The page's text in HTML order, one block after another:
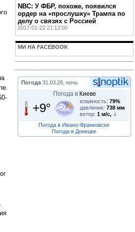
NBC: У ФБР, похоже, появился
ордер на «прослушку» Трампа по
делу о связях с Россией
2017-01-22 21:12:00
МИ НА FACEBOOK
Погода 31.03.26, ночь
Погода в Киеве
+9° влажность: 79%
давление: 738 мм
ветер: 1 м/с,
Погода в Ивано-Франковске
Погода в Донецке